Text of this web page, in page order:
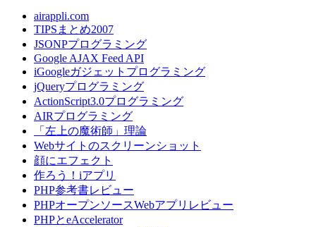
airappli.com
TIPSまとめ2007
JSONPプログラミング
Google AJAX Feed API
iGoogleガジェットプログラミング
jQueryプログラミング
ActionScript3.0プログラミング
AIRプログラミング
「左上の魔術師」理論
Webサイトのスクリーンショット
顔にエフェクト
作ろう！iアプリ
PHP参考書レビュー
PHPオープンソースWebアプリレビュー
PHPとeAccelerator